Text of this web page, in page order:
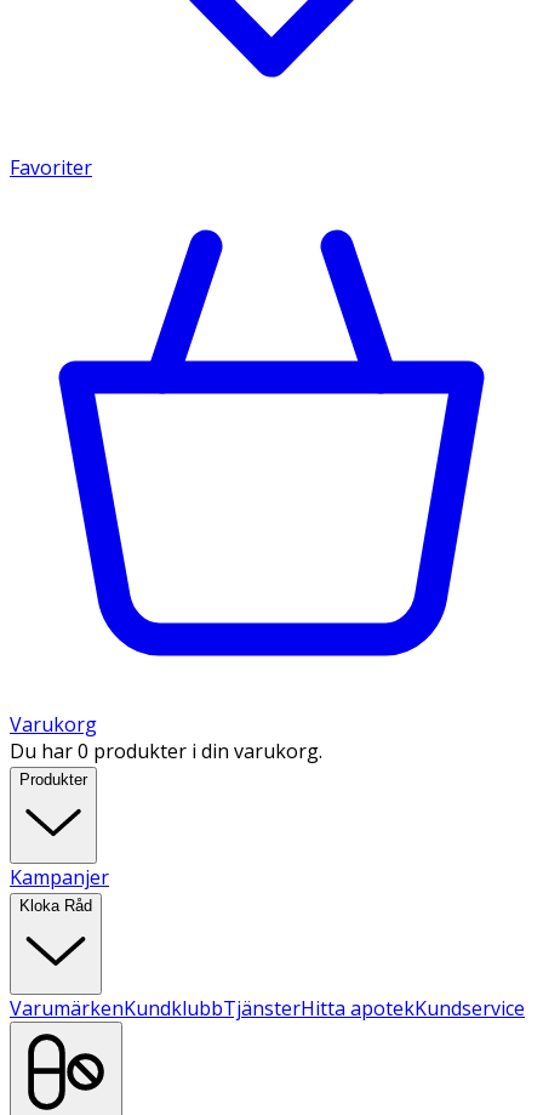
Favoriter
Varukorg
Du har 0 produkter i din varukorg.
Produkter
Kampanjer
Kloka Råd
VarumärkenKundklubbTjänsterHitta apotekKundservice